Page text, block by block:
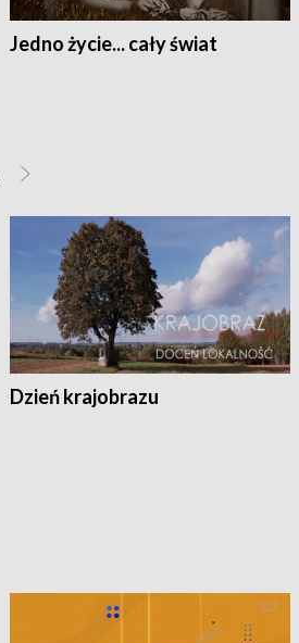
Jedno życie... cały świat
Dzień krajobrazu